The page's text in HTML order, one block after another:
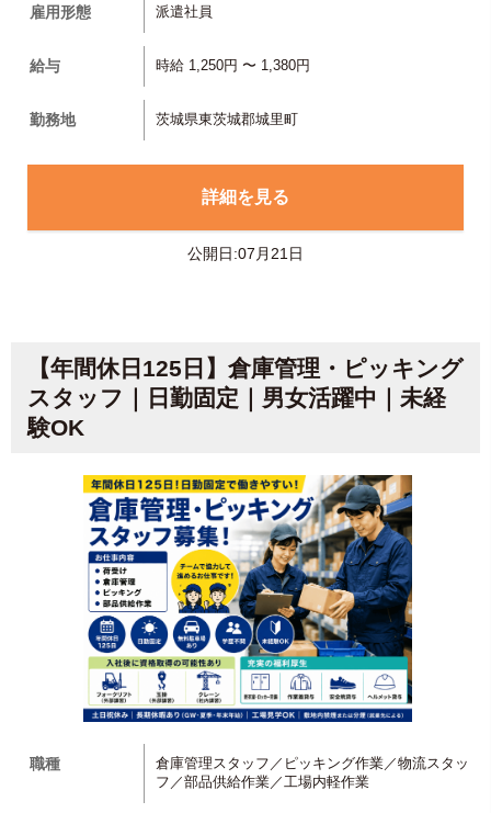
雇用形態 派遣社員
給与 時給 1,250円 〜 1,380円
勤務地 茨城県東茨城郡城里町
詳細を見る
公開日:07月21日
【年間休日125日】倉庫管理・ピッキング
スタッフ｜日勤固定｜男女活躍中｜未経
験OK
職種
倉庫管理スタッフ／ピッキング作業／物流スタッ
フ／部品供給作業／工場内軽作業